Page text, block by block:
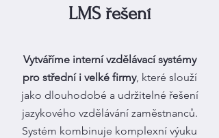
LMS řešení
Vytváříme interní vzdělávací systémy
pro střední i velké firmy, které slouží
jako dlouhodobé a udržitelné řešení
jazykového vzdělávání zaměstnanců.
Systém kombinuje komplexní výuku